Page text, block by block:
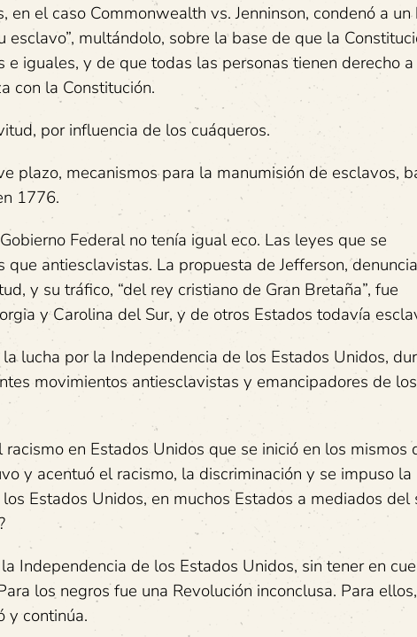
el caso Commonwealth vs. Jenninson, condenó a un
multándolo, sobre la base de que la
iguales, y de que todas las personas tienen derecho
con la Constitución.
por influencia de los cuáqueros.
plazo, mecanismos para la manumisión de esclavos,
1776.
Federal no tenía igual eco. Las leyes que se
antiesclavistas. La propuesta de Jefferson,
y su tráfico, “del rey cristiano de Gran Bretaña”, fue
y Carolina del Sur, y de otros Estados todavía
lucha por la Independencia de los Estados Unidos,
movimientos antiesclavistas y emancipadores de
en Estados Unidos que se inició en los mismos
y acentuó el racismo, la discriminación y se impuso la
Estados Unidos, en muchos Estados a mediados del
Independencia de los Estados Unidos, sin tener en
los negros fue una Revolución inconclusa. Para
y continúa.